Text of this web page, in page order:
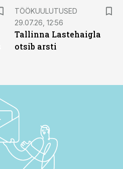
TÖÖKUULUTUSED
29.07.26, 12:56
Tallinna Lastehaigla
otsib arsti